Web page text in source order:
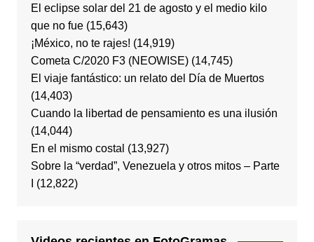
El eclipse solar del 21 de agosto y el medio kilo
que no fue (15,643)
¡México, no te rajes! (14,919)
Cometa C/2020 F3 (NEOWISE) (14,745)
El viaje fantástico: un relato del Día de Muertos
(14,403)
Cuando la libertad de pensamiento es una ilusión
(14,044)
En el mismo costal (13,927)
Sobre la “verdad”, Venezuela y otros mitos – Parte
(12,822)